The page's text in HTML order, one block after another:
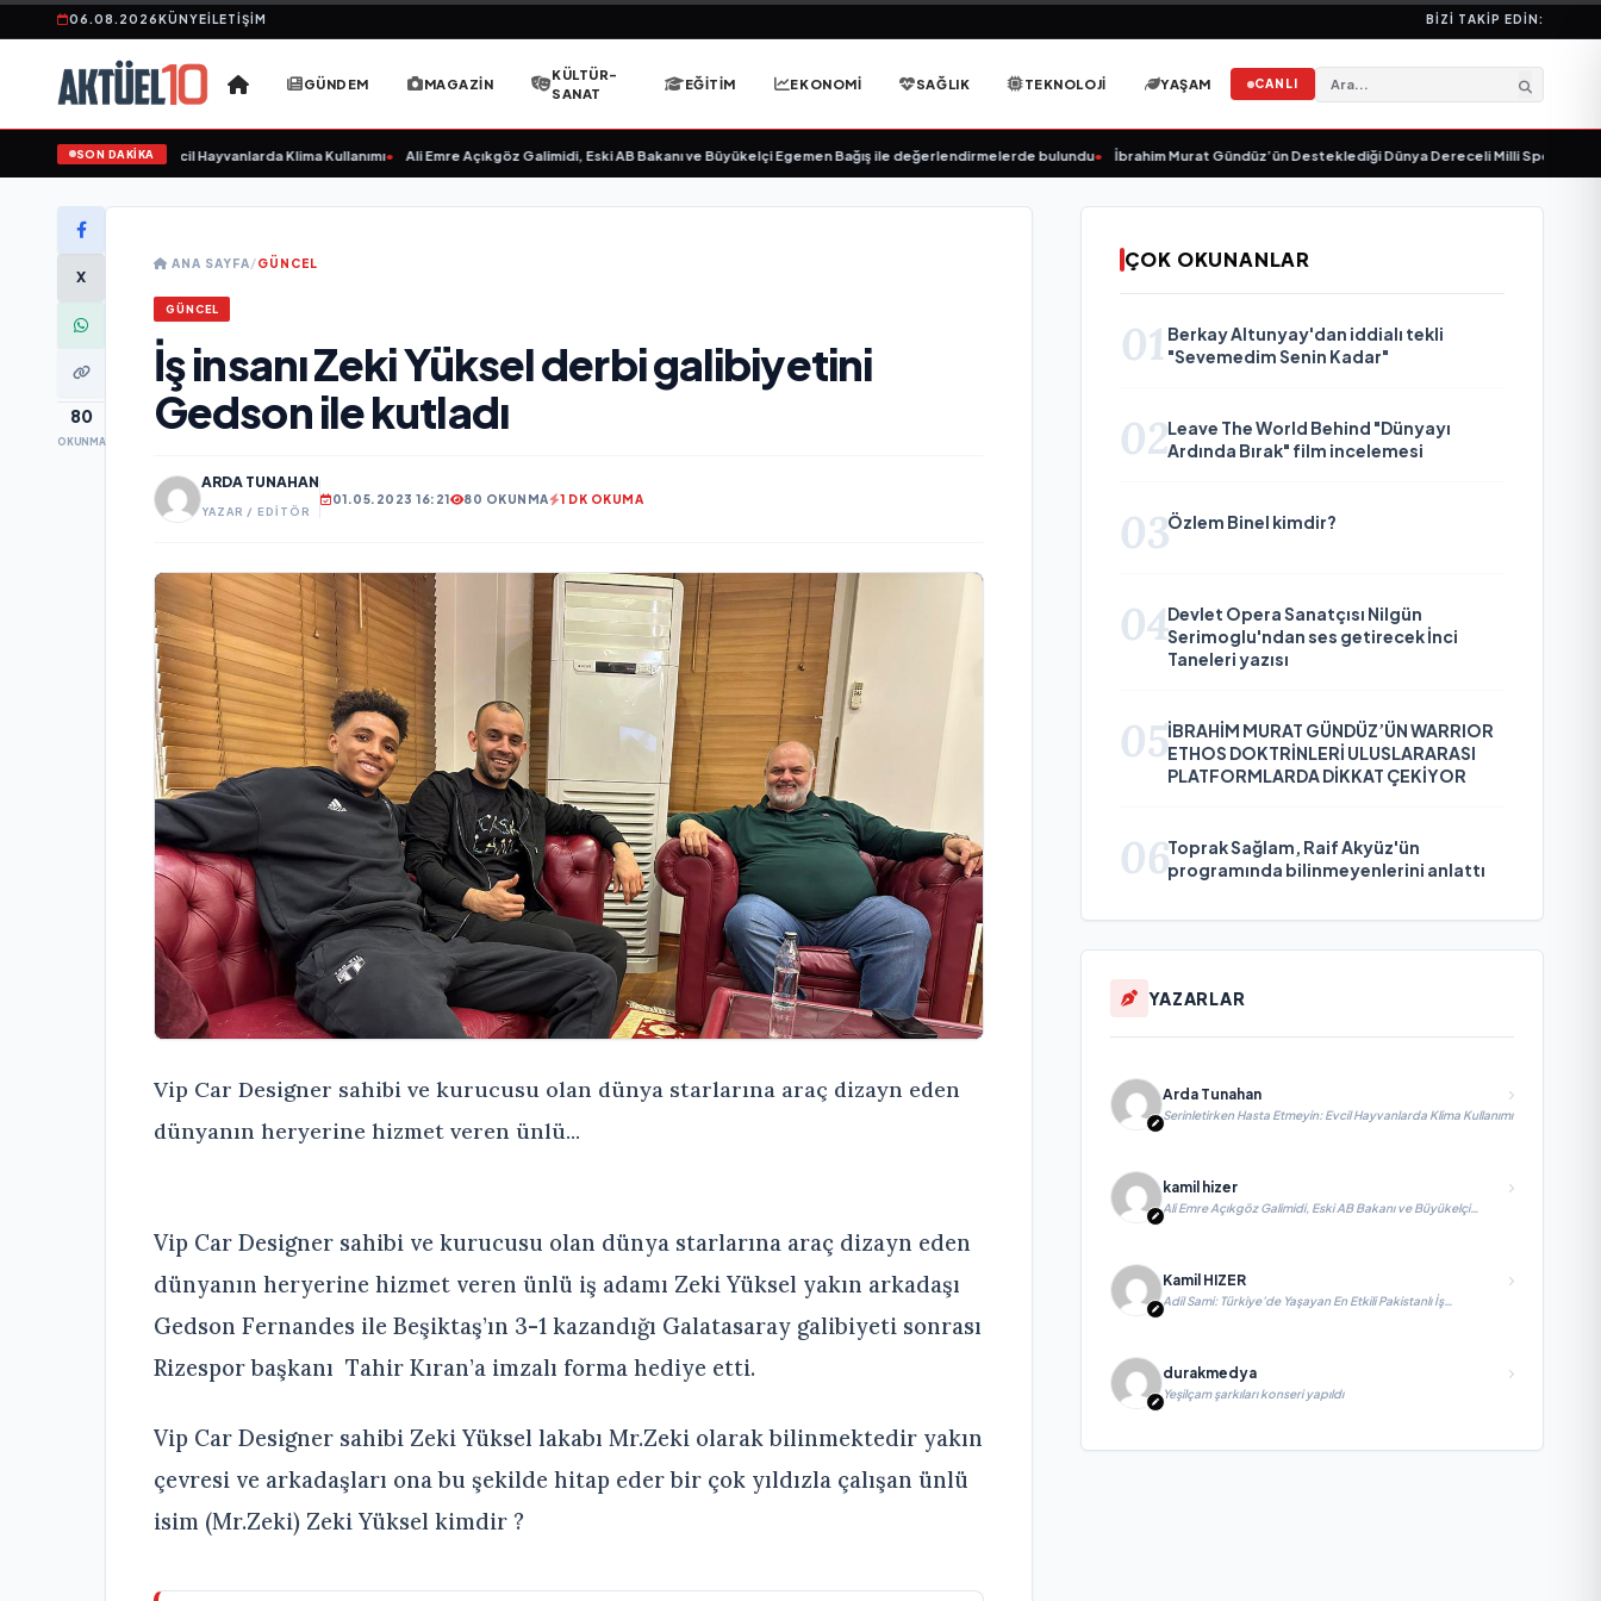
06.08.2026KÜNYEİLETIŞIM BIZI TAKIP EDIN:
GÜNDEM MAGAZIN
KÜLTÜR-
SANAT
EĞITIM EKONOMI SAĞLIK TEKNOLOJI YAŞAM CANLI
SON DAKİKA
Hasta Etmeyin: Evcil Hayvanlarda Klima Kullanımı• Ali Emre Açıkgöz Galimidi, Eski AB Bakanı ve Büyükelçi Egemen Bağış ile değerlendirmelerde bulundu• İbrahim Murat Gündüz’ün Desteklediği Dünya Dereceli Milli Sporcu Melis
X
80
OKUNMA
ANA SAYFA/GÜNCEL
GÜNCEL
İş insanı Zeki Yüksel derbi galibiyetini
Gedson ile kutladı
ARDA TUNAHAN
YAZAR / EDITÖR
01.05.2023 16:21 80 OKUNMA 1 DK OKUMA
Vip Car Designer sahibi ve kurucusu olan dünya starlarına araç dizayn eden
dünyanın heryerine hizmet veren ünlü...
Vip Car Designer sahibi ve kurucusu olan dünya starlarına araç dizayn eden
dünyanın heryerine hizmet veren ünlü iş adamı Zeki Yüksel yakın arkadaşı
Gedson Fernandes ile Beşiktaş’ın 3-1 kazandığı Galatasaray galibiyeti sonrası
Rizespor başkanı Tahir Kıran’a imzalı forma hediye etti.
Vip Car Designer sahibi Zeki Yüksel lakabı Mr.Zeki olarak bilinmektedir yakın
çevresi ve arkadaşları ona bu şekilde hitap eder bir çok yıldızla çalışan ünlü
isim (Mr.Zeki) Zeki Yüksel kimdir ?
ÇOK OKUNANLAR
01 Berkay Altunyay'dan iddialı tekli
"Sevemedim Senin Kadar"
02Leave The World Behind "Dünyayı
Ardında Bırak" film incelemesi
03Özlem Binel kimdir?
04Devlet Opera Sanatçısı Nilgün
Serimoglu'ndan ses getirecek İnci
Taneleri yazısı
05İBRAHİM MURAT GÜNDÜZ’ÜN WARRIOR
ETHOS DOKTRİNLERİ ULUSLARARASI
PLATFORMLARDA DİKKAT ÇEKİYOR
06Toprak Sağlam, Raif Akyüz'ün
programında bilinmeyenlerini anlattı
YAZARLAR
Arda Tunahan
Serinletirken Hasta Etmeyin: Evcil Hayvanlarda Klima Kullanımı
kamil hizer
Ali Emre Açıkgöz Galimidi, Eski AB Bakanı ve Büyükelçi
Egemen Bağış ile değerlendirmelerde bulundu
Kamil HIZER
Adil Sami: Türkiye’de Yaşayan En Etkili Pakistanlı İş
İnsanlarından Biri, Yatırım ve Ekonomik Diplomasiyi
durakmedya
Yeşilçam şarkıları konseri yapıldı